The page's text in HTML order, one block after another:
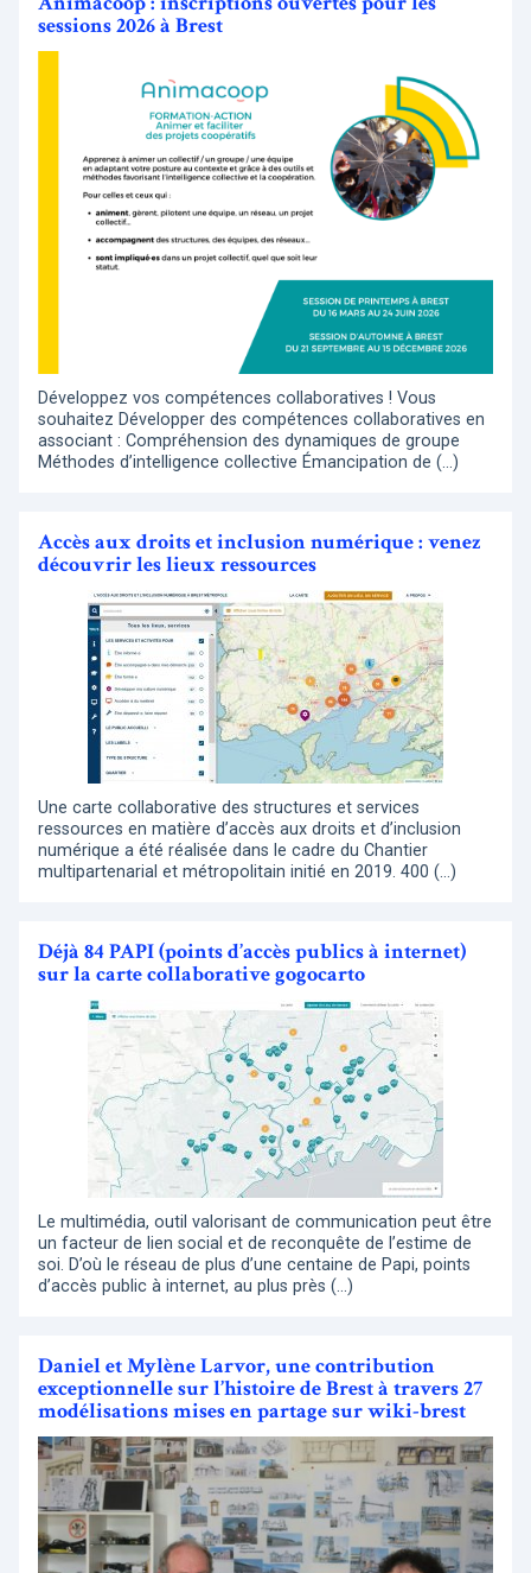
sessions 2026 à Brest
Développez vos compétences collaboratives ! Vous
souhaitez Développer des compétences collaboratives en
associant : Compréhension des dynamiques de groupe
Méthodes d’intelligence collective Émancipation de (…)
Accès aux droits et inclusion numérique : venez
découvrir les lieux ressources
Une carte collaborative des structures et services
ressources en matière d’accès aux droits et d’inclusion
numérique a été réalisée dans le cadre du Chantier
multipartenarial et métropolitain initié en 2019. 400 (…)
Déjà 84 PAPI (points d’accès publics à internet)
sur la carte collaborative gogocarto
Le multimédia, outil valorisant de communication peut être
un facteur de lien social et de reconquête de l’estime de
soi. D’où le réseau de plus d’une centaine de Papi, points
d’accès public à internet, au plus près (…)
Daniel et Mylène Larvor, une contribution
exceptionnelle sur l’histoire de Brest à travers 27
modélisations mises en partage sur wiki-brest